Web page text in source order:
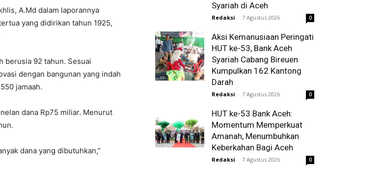
A.Md dalam laporannya
yang didirikan tahun 1925,
berusia 92 tahun. Sesuai
dengan bangunan yang indah
jamaah.
dana Rp75 miliar. Menurut
dana yang dibutuhkan,”
Syariah di Aceh
Redaksi - 7 Agustus 2026 0
Aksi Kemanusiaan Peringati
HUT ke-53, Bank Aceh
Syariah Cabang Bireuen
Kumpulkan 162 Kantong
Darah
Redaksi - 7 Agustus 2026 0
HUT ke-53 Bank Aceh:
Momentum Memperkuat
Amanah, Menumbuhkan
Keberkahan Bagi Aceh
Redaksi - 7 Agustus 2026 0